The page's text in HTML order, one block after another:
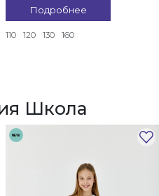
Подробнее
110 120 130 160
Школа
NEW